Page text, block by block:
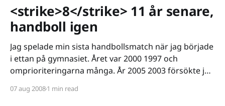
<strike>8</strike> 11 år senare,
handboll igen
Jag spelade min sista handbollsmatch när jag började
i ettan på gymnasiet. Året var 2000 1997 och
omprioriteringarna många. År 2005 2003 försökte jag
krävas. Sköt ett stenhårt skott utan att värma upp
07 aug 20081 min read